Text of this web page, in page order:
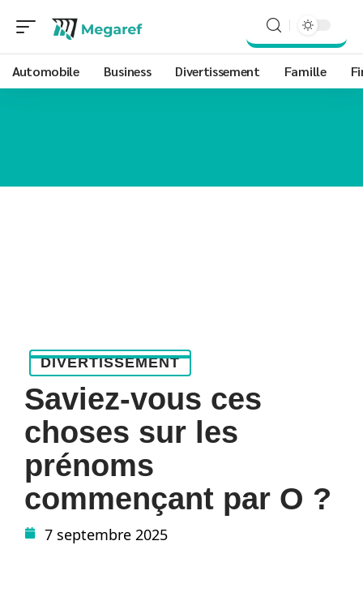
Automobile Business Divertissement Famille
DIVERTISSEMENT
Saviez-vous ces
choses sur les
prénoms
commençant par O ?
7 septembre 2025